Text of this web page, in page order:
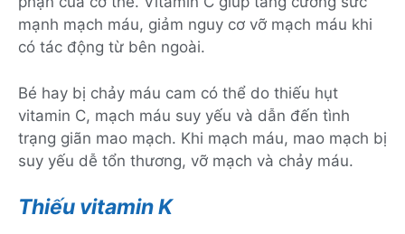
mạnh mạch máu, giảm nguy cơ vỡ mạch máu khi
có tác động từ bên ngoài.
Bé hay bị chảy máu cam có thể do thiếu hụt
vitamin C, mạch máu suy yếu và dẫn đến tình
trạng giãn mao mạch. Khi mạch máu, mao mạch bị
suy yếu dễ tổn thương, vỡ mạch và chảy máu.
Thiếu vitamin K